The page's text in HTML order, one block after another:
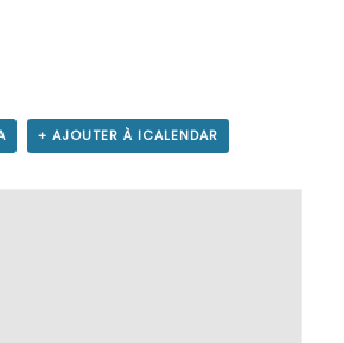
+ AJOUTER À ICALENDAR